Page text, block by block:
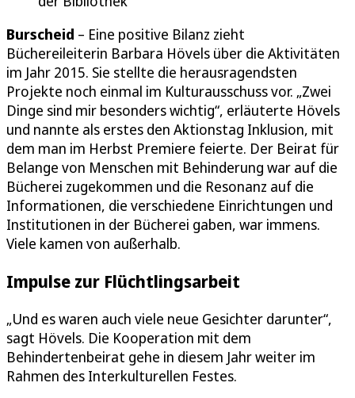
Burscheid – Eine positive Bilanz zieht
Büchereileiterin Barbara Hövels über die Aktivitäten
im Jahr 2015. Sie stellte die herausragendsten
Projekte noch einmal im Kulturausschuss vor. „Zwei
Dinge sind mir besonders wichtig“, erläuterte Hövels
und nannte als erstes den Aktionstag Inklusion, mit
dem man im Herbst Premiere feierte. Der Beirat für
Belange von Menschen mit Behinderung war auf die
Bücherei zugekommen und die Resonanz auf die
Informationen, die verschiedene Einrichtungen und
Institutionen in der Bücherei gaben, war immens.
Viele kamen von außerhalb.
Impulse zur Flüchtlingsarbeit
„Und es waren auch viele neue Gesichter darunter“,
sagt Hövels. Die Kooperation mit dem
Behindertenbeirat gehe in diesem Jahr weiter im
Rahmen des Interkulturellen Festes.